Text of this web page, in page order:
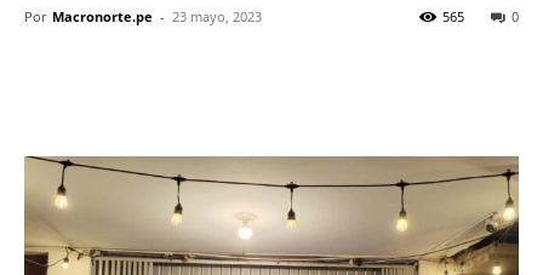
Por Macronorte.pe - 23 mayo, 2023 0
565